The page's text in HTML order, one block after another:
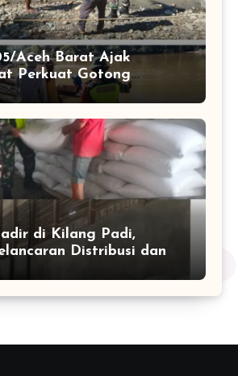
Aceh Barat Ajak
Perkuat Gotong
Potensi Bencana
di Kilang Padi,
Distribusi dan
Pangan Warga